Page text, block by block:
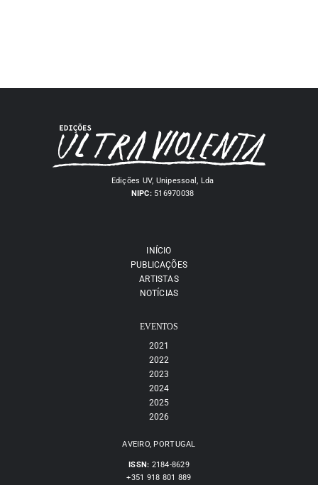
Edições UV, Unipessoal, Lda
NIPC:516970038
INÍCIO
PUBLICAÇÕES
ARTISTAS
NOTÍCIAS
EVENTOS
2021
2022
2023
2024
2025
2026
AVEIRO, PORTUGAL
ISSN: 2184-8629
+351 918 801 889